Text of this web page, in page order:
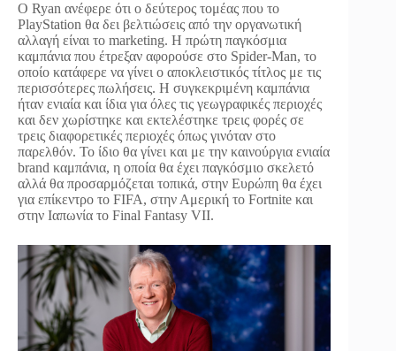
Ο Ryan ανέφερε ότι ο δεύτερος τομέας που το
PlayStation θα δει βελτιώσεις από την οργανωτική
αλλαγή είναι το marketing. Η πρώτη παγκόσμια
καμπάνια που έτρεξαν αφορούσε στο Spider-Man, το
οποίο κατάφερε να γίνει ο αποκλειστικός τίτλος με τις
περισσότερες πωλήσεις. Η συγκεκριμένη καμπάνια
ήταν ενιαία και ίδια για όλες τις γεωγραφικές περιοχές
και δεν χωρίστηκε και εκτελέστηκε τρεις φορές σε
τρεις διαφορετικές περιοχές όπως γινόταν στο
παρελθόν. Το ίδιο θα γίνει και με την καινούργια ενιαία
brand καμπάνια, η οποία θα έχει παγκόσμιο σκελετό
αλλά θα προσαρμόζεται τοπικά, στην Ευρώπη θα έχει
για επίκεντρο το FIFA, στην Αμερική το Fortnite και
στην Ιαπωνία το Final Fantasy VII.